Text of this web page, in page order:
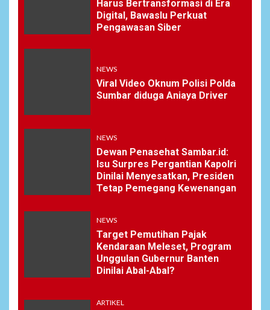
Harus Bertransformasi di Era
Digital, Bawaslu Perkuat
Pengawasan Siber
NEWS
Viral Video Oknum Polisi Polda
Sumbar diduga Aniaya Driver
NEWS
Dewan Penasehat Sambar.id:
Isu Surpres Pergantian Kapolri
Dinilai Menyesatkan, Presiden
Tetap Pemegang Kewenangan
NEWS
Target Pemutihan Pajak
Kendaraan Meleset, Program
Unggulan Gubernur Banten
Dinilai Abal-Abal?
ARTIKEL